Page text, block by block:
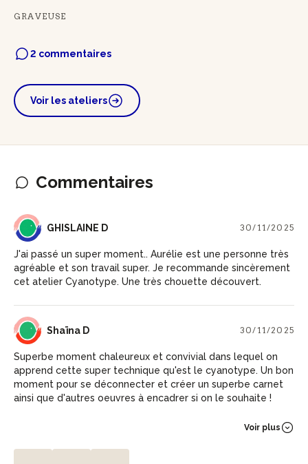
GRAVEUSE
2 commentaires
Voir les ateliers
Commentaires
GD GHISLAINE D 30/11/2025
J'ai passé un super moment.. Aurélie est une personne très
agréable et son travail super. Je recommande sincèrement
cet atelier Cyanotype. Une très chouette découvert.
SD Shaïna D 30/11/2025
Superbe moment chaleureux et convivial dans lequel on
apprend cette super technique qu'est le cyanotype. Un bon
moment pour se déconnecter et créer un superbe carnet
ainsi que d'autres oeuvres à encadrer si on le souhaite !
Voir plus